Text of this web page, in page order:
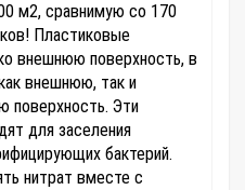
м2, сравнимую со 170
Пластиковые
внешнюю поверхность, в
внешнюю, так и
поверхность. Эти
для заселения
бактерий.
нитрат вместе с